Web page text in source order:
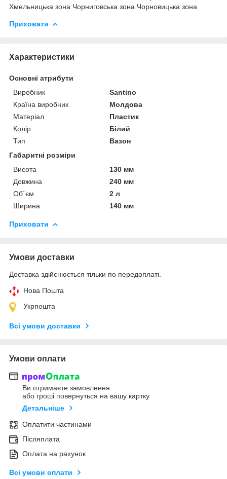
Хмельницька зона Чорниговська зона Чорновицька зона
Приховати
Характеристики
Основні атрибути
Виробник
Santino
Країна виробник
Молдова
Матеріал
Пластик
Колір
Білий
Тип
Вазон
Габаритні розміри
Висота
130 мм
Довжина
240 мм
Об`єм
2 л
Ширина
140 мм
Приховати
Умови доставки
Доставка здійснюється тільки по передоплаті.
Нова Пошта
Укрпошта
Всі умови доставки
Умови оплати
Ви отримаєте замовлення
або гроші повернуться на вашу картку
Детальніше
Оплатити частинами
Післяплата
Оплата на рахунок
Всі умови оплати